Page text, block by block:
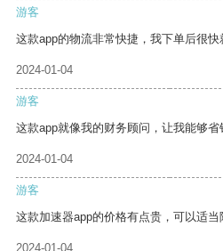
游客
这款app的物流非常快捷，我下单后很快
2024-01-04
游客
这款app就像我的财务顾问，让我能够省
2024-01-04
游客
这款加速器app的价格有点贵，可以适当
2024-01-04